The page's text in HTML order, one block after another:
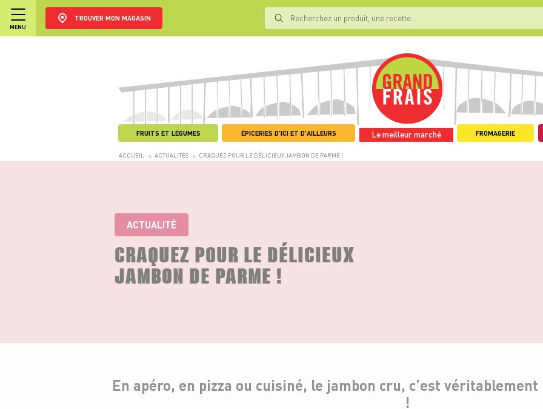
MENU
TROUVER MON MAGASIN
FRUITS ET LÉGUMES ÉPICERIES D'ICI ET D'AILLEURS Le meilleur marché FROMAGERIE
ACCUEIL > ACTUALITÉS > CRAQUEZ POUR LE DÉLICIEUX JAMBON DE PARME !
ACTUALITÉ
CRAQUEZ POUR LE DÉLICIEUX
JAMBON DE PARME !
En apéro, en pizza ou cuisiné, le jambon cru, c’est véritablement
!